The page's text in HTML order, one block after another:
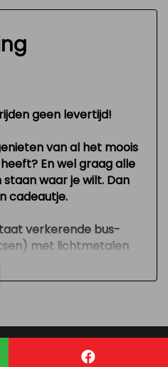
geen levertijd!
van al het moois
En wel graag alle
waar je wilt. Dan
cadeautje.
verkerende bus-
met lichtmetalen
korte versie,
43.809 kilometer
vele luxe zoals airco,
centrale deur
buscamper heeft een